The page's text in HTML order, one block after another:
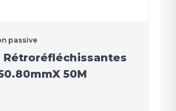
passive
Rétroréfléchissantes
50M